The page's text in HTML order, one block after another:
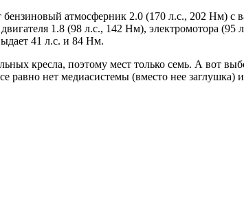
атмосферник 2.0 (170 л.с., 202 Нм) с
1.8 (98 л.с., 142 Нм), электромотора (95
41 л.с. и 84 Нм.
кресла, поэтому мест только семь. А вот
равно нет медиасистемы (вместо нее